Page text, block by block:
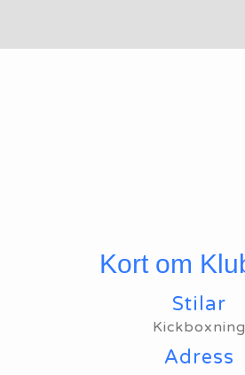
Kort om
Stilar
Kickboxning
Adress